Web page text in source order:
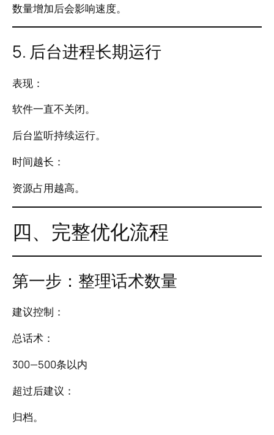
数量增加后会影响速度。
5. 后台进程长期运行
表现：
软件一直不关闭。
后台监听持续运行。
时间越长：
资源占用越高。
四、完整优化流程
第一步：整理话术数量
建议控制：
总话术：
300—500条以内
超过后建议：
归档。